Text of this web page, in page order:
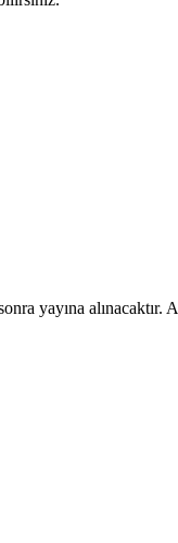
yayına alınacaktır.